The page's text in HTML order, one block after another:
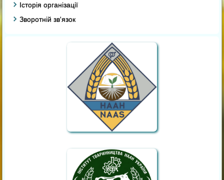
Історія організації
Зворотній зв'язок